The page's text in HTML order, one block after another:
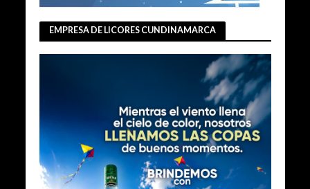
EMPRESA DE LICORES CUNDINAMARCA